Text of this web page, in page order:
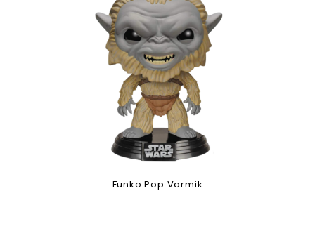
Funko Pop Varmik